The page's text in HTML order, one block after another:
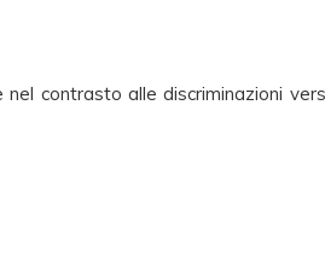
contrasto alle discriminazioni